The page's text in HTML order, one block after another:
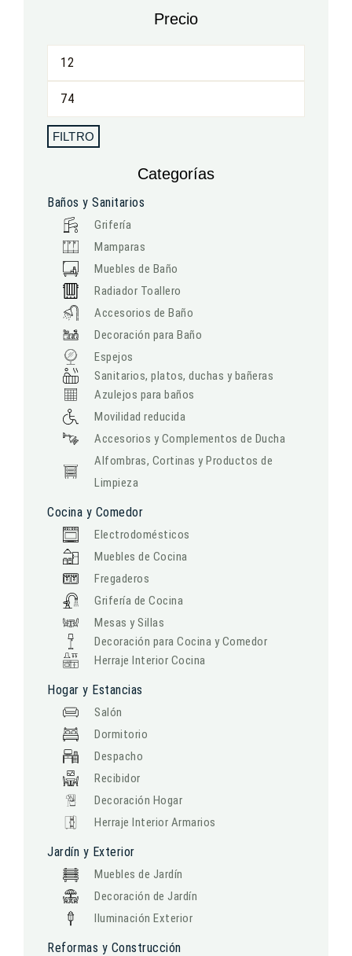
Precio
FILTRO
Categorías
Baños y Sanitarios
Grifería
Mamparas
Muebles de Baño
Radiador Toallero
Accesorios de Baño
Decoración para Baño
Espejos
Sanitarios, platos, duchas y bañeras
Azulejos para baños
Movilidad reducida
Accesorios y Complementos de Ducha
Alfombras, Cortinas y Productos de
Limpieza
Cocina y Comedor
Electrodomésticos
Muebles de Cocina
Fregaderos
Grifería de Cocina
Mesas y Sillas
Decoración para Cocina y Comedor
Herraje Interior Cocina
Hogar y Estancias
Salón
Dormitorio
Despacho
Recibidor
Decoración Hogar
Herraje Interior Armarios
Jardín y Exterior
Muebles de Jardín
Decoración de Jardín
Iluminación Exterior
Reformas y Construcción